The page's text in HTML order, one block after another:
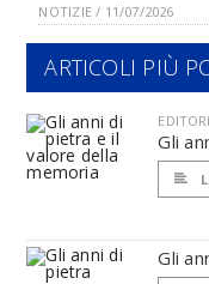
NOTIZIE / 11/07/2026
ARTICOLI PIÙ
Gli
Gli